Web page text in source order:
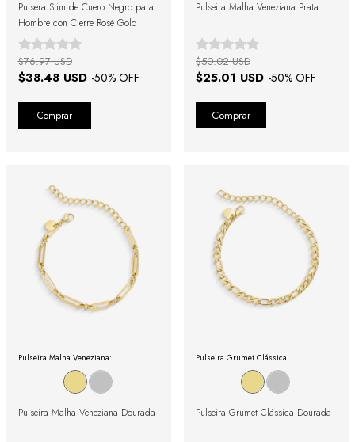
Pulsera Slim de Cuero Negro para
Hombre con Cierre Rosé Gold
$38.48 USD -50% OFF
$76.97 USD
Comprar
Pulseira Malha Veneziana Prata
$25.01 USD -50% OFF
$50.02 USD
Pulseira Malha Veneziana:
Pulseira Malha Veneziana Dourada
Pulseira Grumet Clássica:
Pulseira Grumet Clássica Dourada